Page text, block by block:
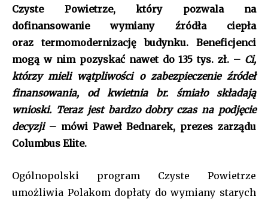
Czyste Powietrze, który pozwala na
dofinansowanie wymiany źródła ciepła
oraz termomodernizację budynku. Beneficjenci
mogą w nim pozyskać nawet do 135 tys. zł. – Ci,
którzy mieli wątpliwości o zabezpieczenie źródeł
finansowania, od kwietnia br. śmiało składają
wnioski. Teraz jest bardzo dobry czas na podjęcie
decyzji – mówi Paweł Bednarek, prezes zarządu
Columbus Elite.
Ogólnopolski program Czyste Powietrze
umożliwia Polakom dopłaty do wymiany starych